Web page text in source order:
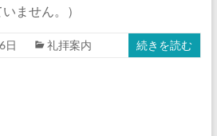
ません。）
日 礼拝案内 続きを読む